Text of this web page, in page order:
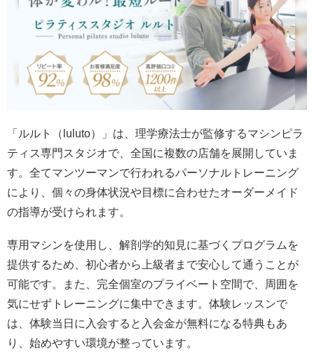
「ルルト（luluto）」は、理学療法士が監修するマシンピラ
ティス専門スタジオで、全国に複数の店舗を展開していま
す。全てマンツーマンで行われるパーソナルトレーニング
により、個々の身体状況や目標に合わせたオーダーメイド
の指導が受けられます。
専用マシンを使用し、解剖学的知見に基づくプログラムを
提供するため、初心者から上級者まで安心して通うことが
可能です。また、完全個室のプライベート空間で、周囲を
気にせずトレーニングに集中できます。体験レッスンで
は、体験当日に入会すると入会金が無料になる特典もあ
り、始めやすい環境が整っています。